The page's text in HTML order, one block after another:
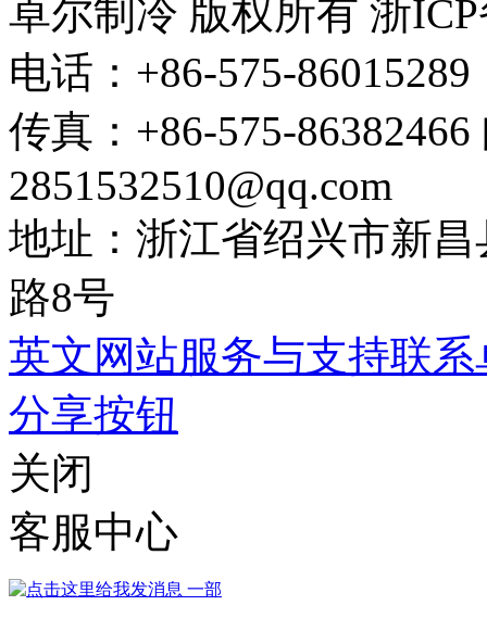
卓尔制冷 版权所有 浙ICP
电话：+86-575-
传真：+86-575-86382466
2851532510@qq.com
地址：浙江省绍兴市新
路8号
英文网站服务与支持联系
分享按钮
关闭
客服中心
一部